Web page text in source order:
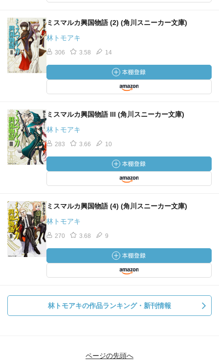
ミスマルカ興国物語 (2) (角川スニーカー文庫)
林トモアキ
306 3.58 14
ミスマルカ興国物語 III (角川スニーカー文庫)
林トモアキ
283 3.66 10
ミスマルカ興国物語 (4) (角川スニーカー文庫)
林トモアキ
270 3.68 9
林トモアキの作品ランキング・新刊情報
ページの先頭へ